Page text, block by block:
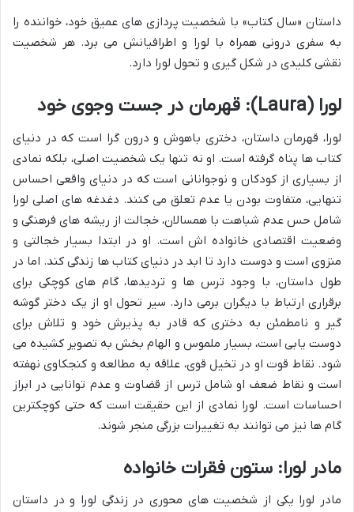
داستان «سال کتاب» با شخصیت پردازی های عمیق خود، خواننده را
به سفری درونی همراه با لورا و اطرافیانش می برد. هر شخصیت
نقشی کلیدی در شکل گیری و تحول لورا دارد.
لورا (Laura): قهرمان در جست وجوی خود
لورا، قهرمان داستان، دختری باهوش و درون گرا است که در دنیای
کتاب ها پناه گرفته است. او نه تنها یک شخصیت اصلی، بلکه نمادی
از بسیاری از کودکان و نوجوانانی است که در دنیای واقعی احساس
تنهایی، متفاوت بودن یا عدم تعلق می کنند. دغدغه های اصلی لورا
شامل حس عدم شباهت با همسالان، خجالت از ریشه های فرهنگی و
وضعیت اقتصادی خانواده اش است. او در ابتدا بسیار خجالتی و
منزوی است و دوست دارد تا ابد در دنیای کتاب ها زندگی کند. اما در
طول داستان، با وجود ترس ها و تردیدها، گام های کوچکی برای
برقراری ارتباط با دیگران برمی دارد. سیر تحول او از یک دختر گوشه
گیر و نامطمئن به دختری که قادر به پذیرش خود و تلاش برای
دوست یابی است، بسیار ملموس و الهام بخش به تصویر کشیده می
شود. نقاط قوت او در تخیل قوی، علاقه به مطالعه و کنجکاوی نهفته
است و نقاط ضعف او شامل ترس از قضاوت و عدم توانایی در ابراز
احساسات است. لورا نمادی از این حقیقت است که حتی کوچکترین
گام ها نیز می توانند به تغییرات بزرگی منجر شوند.
مادر لورا: ستون فقرات خانواده
مادر لورا یکی از شخصیت های محوری در زندگی لورا و در داستان